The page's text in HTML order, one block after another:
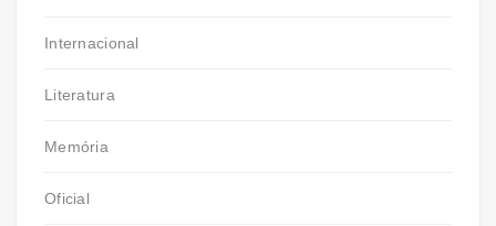
Internacional
Literatura
Memória
Oficial